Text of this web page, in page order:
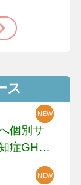
ス
個別サ
症GH、
NEW
NEW
NEW
NEW
NEW